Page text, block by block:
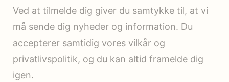
Ved at tilmelde dig giver du samtykke til, at vi
må sende dig nyheder og information. Du
accepterer samtidig vores vilkår og
privatlivspolitik, og du kan altid framelde dig
igen.